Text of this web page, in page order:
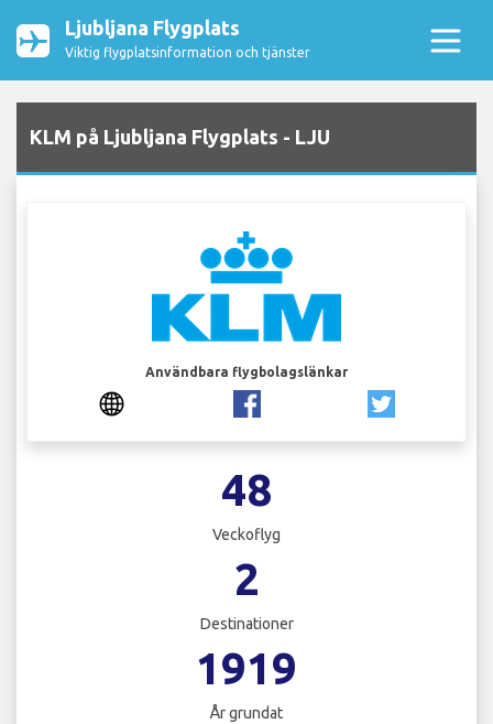
Ljubljana Flygplats
Viktig flygplatsinformation och tjänster
KLM på Ljubljana Flygplats - LJU
Användbara flygbolagslänkar
48
Veckoflyg
2
Destinationer
1919
År grundat